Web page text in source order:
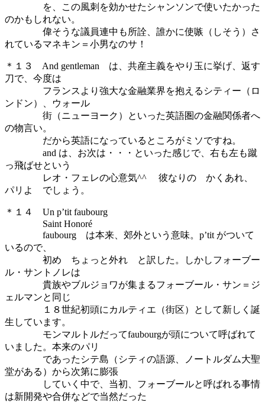
を、この風刺を効かせたシャンソンで使いたかった
のかもしれない。
偉そうな議員連中も所詮、誰かに使嗾（しそう）さ
れているマネキン＝小男なのサ！
＊１３ And gentleman は、共産主義をやり玉に挙げ、返す
刀で、今度は
フランスより強大な金融業界を抱えるシティー（ロ
ンドン）、ウォール
街（ニューヨーク）といった英語圏の金融関係者へ
の物言い。
だから英語になっているところがミソですね。
and は、お次は・・・といった感じで、右も左も蹴
っ飛ばせという
レオ・フェレの心意気^^ 彼なりの かくあれ、
パリよ でしょう。
＊１４ Un p’tit faubourg
Saint Honoré
faubourg は本来、郊外という意味。p’tit がついて
いるので、
初め ちょっと外れ と訳した。しかしフォーブー
ル・サントノレは
貴族やブルジョワが集まるフォーブール・サン＝ジ
ェルマンと同じ
１８世紀初頭にカルティエ（街区）として新しく誕
生しています。
モンマルトルだってfaubourgが頭について呼ばれて
いました。本来のパリ
であったシテ島（シティの語源、ノートルダム大聖
堂がある）から次第に膨張
していく中で、当初、フォーブールと呼ばれる事情
は新開発や合併などで当然だった